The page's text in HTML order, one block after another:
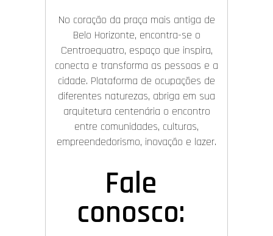
No coração da praça mais antiga de
Belo Horizonte, encontra-se o
Centroequatro, espaço que inspira,
conecta e transforma as pessoas e a
cidade. Plataforma de ocupações de
diferentes naturezas, abriga em sua
arquitetura centenária o encontro
entre comunidades, culturas,
empreendedorismo, inovação e lazer.
Fale
conosco: